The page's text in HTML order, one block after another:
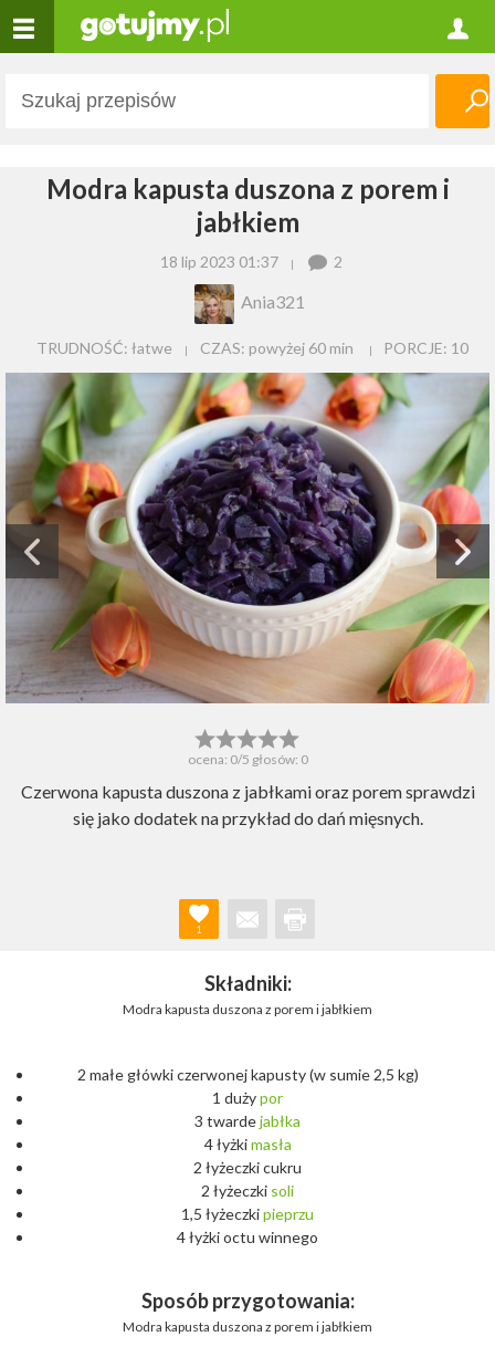
Modra kapusta duszona z porem i
jabłkiem
18 lip 2023 01:37 2
Ania321
TRUDNOŚĆ: łatwe CZAS: powyżej 60 min PORCJE: 10
ocena: 0/5 głosów: 0
Czerwona kapusta duszona z jabłkami oraz porem sprawdzi
się jako dodatek na przykład do dań mięsnych.
1
Składniki:
Modra kapusta duszona z porem i jabłkiem
2 małe główki czerwonej kapusty (w sumie 2,5 kg)
1 dużypor
3 twardejabłka
4 łyżkimasła
2 łyżeczki cukru
2 łyżeczki soli
1,5 łyżeczkipieprzu
4 łyżki octu winnego
Sposób przygotowania:
Modra kapusta duszona z porem i jabłkiem